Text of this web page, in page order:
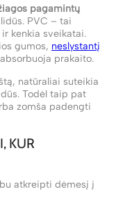
pagamintų
PVC – tai
kenkia sveikatai.
gumos, neslystantį
prakaito.
natūraliai suteikia
Todėl taip pat
zomša padengti
KUR
atkreipti dėmesį į